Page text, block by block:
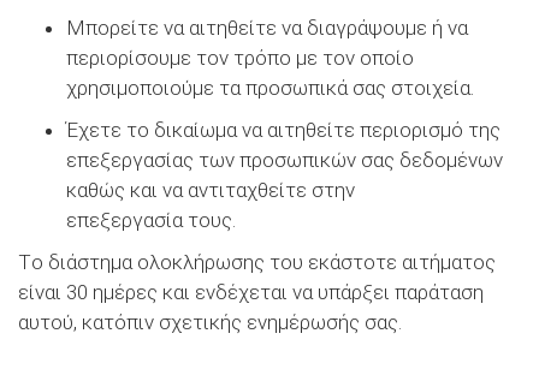
Μπορείτε να αιτηθείτε να διαγράψουμε ή να
περιορίσουμε τον τρόπο με τον οποίο
χρησιμοποιούμε τα προσωπικά σας στοιχεία.
Έχετε το δικαίωμα να αιτηθείτε περιορισμό της
επεξεργασίας των προσωπικών σας δεδομένων
καθώς και να αντιταχθείτε στην
επεξεργασία τους.
Tο διάστημα ολοκλήρωσης του εκάστοτε αιτήματος
είναι 30 ημέρες και ενδέχεται να υπάρξει παράταση
αυτού, κατόπιν σχετικής ενημέρωσής σας.